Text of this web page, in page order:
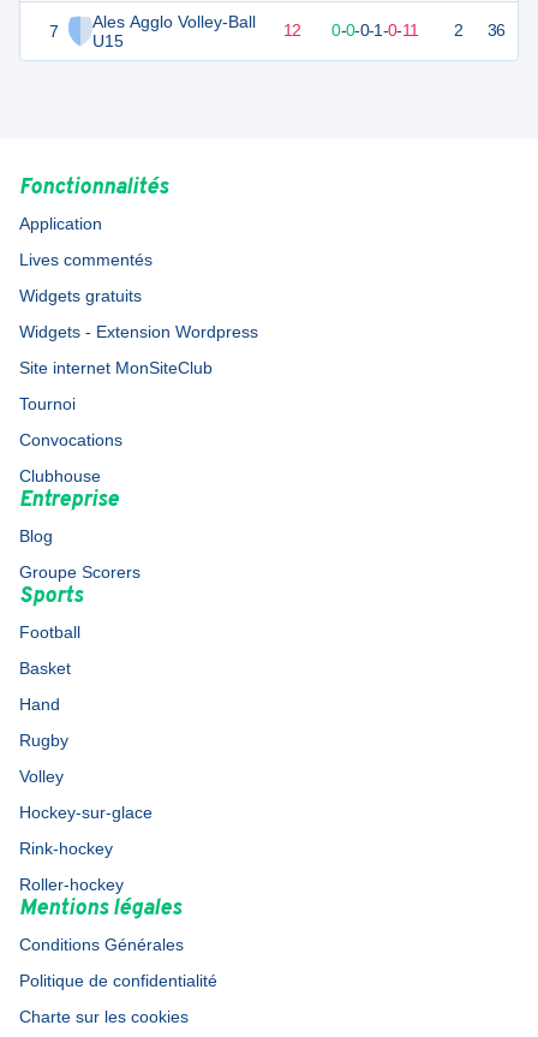
7
Ales Agglo Volley-Ball
U15
1 12 12 0-0-0-1-0-11 2 36
Fonctionnalités
Application
Lives commentés
Widgets gratuits
Widgets - Extension Wordpress
Site internet MonSiteClub
Tournoi
Convocations
Clubhouse
Entreprise
Blog
Groupe Scorers
Sports
Football
Basket
Hand
Rugby
Volley
Hockey-sur-glace
Rink-hockey
Roller-hockey
Mentions légales
Conditions Générales
Politique de confidentialité
Charte sur les cookies